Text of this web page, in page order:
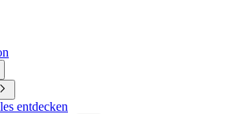
entdecken